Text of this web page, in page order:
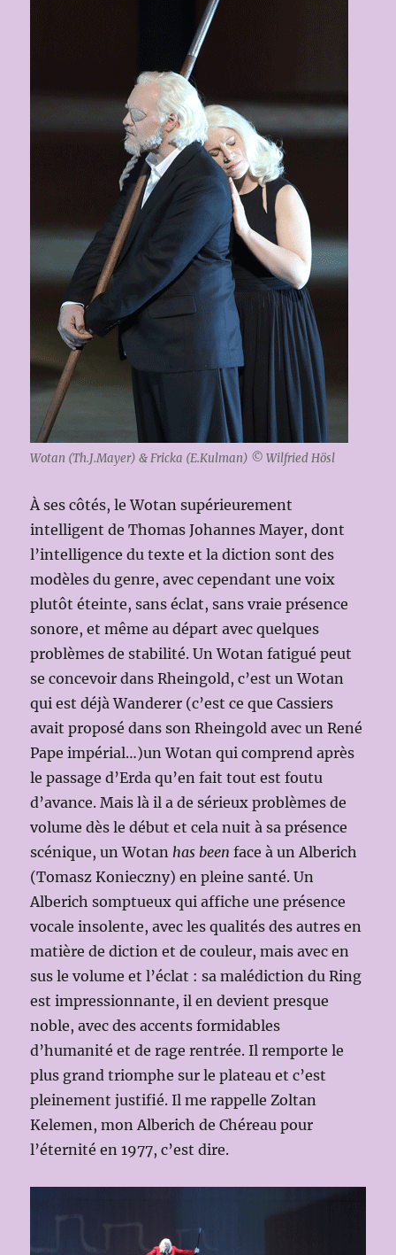
Wotan (Th.J.Mayer) & Fricka (E.Kulman) © Wilfried Hösl
À ses côtés, le Wotan supérieurement
intelligent de Thomas Johannes Mayer, dont
l’intelligence du texte et la diction sont des
modèles du genre, avec cependant une voix
plutôt éteinte, sans éclat, sans vraie présence
sonore, et même au départ avec quelques
problèmes de stabilité. Un Wotan fatigué peut
se concevoir dans Rheingold, c’est un Wotan
qui est déjà Wanderer (c’est ce que Cassiers
avait proposé dans son Rheingold avec un René
Pape impérial…)un Wotan qui comprend après
le passage d’Erda qu’en fait tout est foutu
d’avance. Mais là il a de sérieux problèmes de
volume dès le début et cela nuit à sa présence
scénique, un Wotanhas been face à un Alberich
(Tomasz Konieczny) en pleine santé. Un
Alberich somptueux qui affiche une présence
vocale insolente, avec les qualités des autres en
matière de diction et de couleur, mais avec en
sus le volume et l’éclat : sa malédiction du Ring
est impressionnante, il en devient presque
noble, avec des accents formidables
d’humanité et de rage rentrée. Il remporte le
plus grand triomphe sur le plateau et c’est
pleinement justifié. Il me rappelle Zoltan
Kelemen, mon Alberich de Chéreau pour
l’éternité en 1977, c’est dire.